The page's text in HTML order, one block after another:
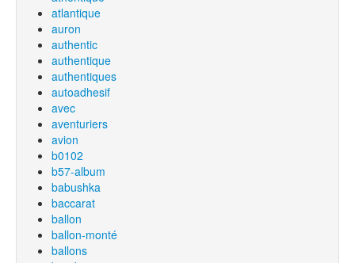
atlantique
auron
authentic
authentique
authentiques
autoadhesif
avec
aventuriers
avion
b0102
b57-album
babushka
baccarat
ballon
ballon-monté
ballons